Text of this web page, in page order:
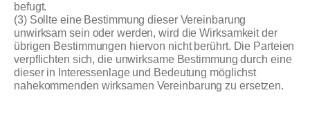
befugt.
(3) Sollte eine Bestimmung dieser Vereinbarung
unwirksam sein oder werden, wird die Wirksamkeit der
übrigen Bestimmungen hiervon nicht berührt. Die Parteien
verpflichten sich, die unwirksame Bestimmung durch eine
dieser in Interessenlage und Bedeutung möglichst
nahekommenden wirksamen Vereinbarung zu ersetzen.